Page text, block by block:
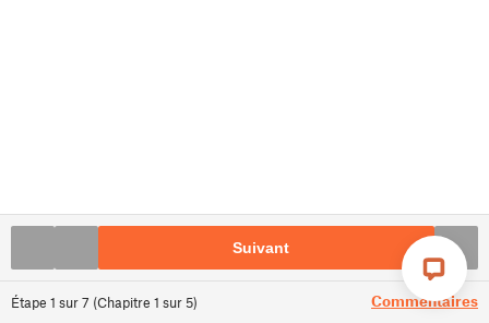
Étape 1 sur7 (Chapitre 1 sur 5) Commentaires
Suivant